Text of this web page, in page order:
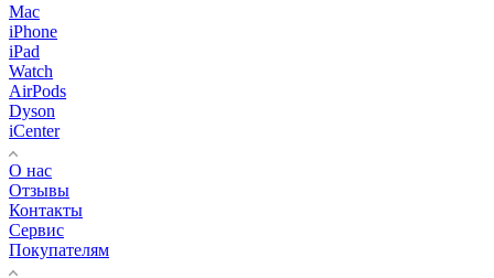
Mac
iPhone
iPad
Watch
AirPods
Dyson
iCenter
О нас
Отзывы
Контакты
Сервис
Покупателям